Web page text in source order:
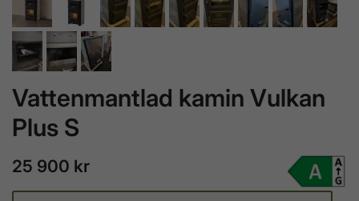
Vattenmantlad kamin Vulkan
Plus S
25 900 kr